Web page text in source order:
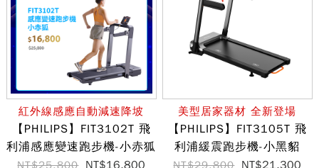
紅外線感應自動減速降坡
【PHILIPS】FIT3102T 飛
利浦感應變速跑步機-小赤狐
NT$25,800 NT$16,800
美型居家器材 全新登場
【PHILIPS】FIT3105T 飛
利浦緩震跑步機-小黑貂
NT$29,800 NT$21,300